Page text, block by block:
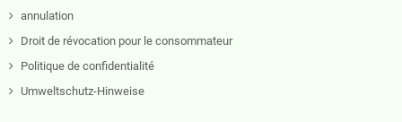
annulation
Droit de révocation pour le consommateur
Politique de confidentialité
Umweltschutz-Hinweise